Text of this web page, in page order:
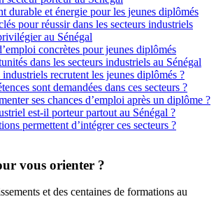
durable et énergie pour les jeunes diplômés
pour réussir dans les secteurs industriels
au Sénégal
concrètes pour jeunes diplômés
dans les secteurs industriels au Sénégal
industriels recrutent les jeunes diplômés ?
sont demandées dans ces secteurs ?
ses chances d’emploi après un diplôme ?
est-il porteur partout au Sénégal ?
permettent d’intégrer ces secteurs ?
vous orienter ?
et des centaines de formations au